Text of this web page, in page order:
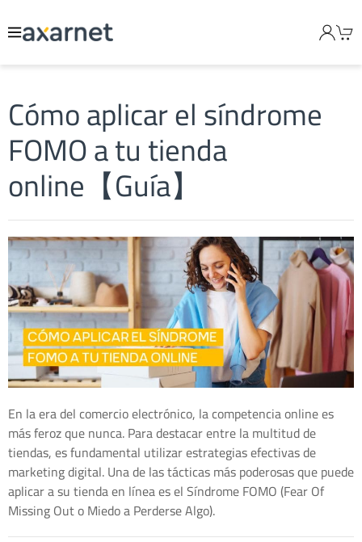
Cómo aplicar el síndrome
FOMO a tu tienda
online【Guía】
En la era del comercio electrónico, la competencia online es
más feroz que nunca. Para destacar entre la multitud de
tiendas, es fundamental utilizar estrategias efectivas de
marketing digital. Una de las tácticas más poderosas que puede
aplicar a su tienda en línea es el Síndrome FOMO (Fear Of
Missing Out o Miedo a Perderse Algo).